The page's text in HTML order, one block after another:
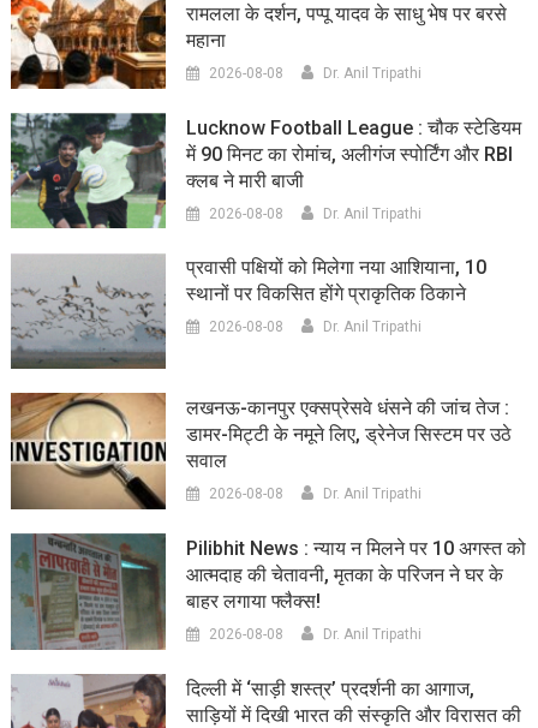
रामलला के दर्शन, पप्पू यादव के साधु भेष पर बरसे
महाना
2026-08-08 Dr. Anil Tripathi
Lucknow Football League : चौक स्टेडियम
में 90 मिनट का रोमांच, अलीगंज स्पोर्टिंग और RBI
क्लब ने मारी बाजी
2026-08-08 Dr. Anil Tripathi
प्रवासी पक्षियों को मिलेगा नया आशियाना, 10
स्थानों पर विकसित होंगे प्राकृतिक ठिकाने
2026-08-08 Dr. Anil Tripathi
लखनऊ-कानपुर एक्सप्रेसवे धंसने की जांच तेज :
डामर-मिट्टी के नमूने लिए, ड्रेनेज सिस्टम पर उठे
सवाल
2026-08-08 Dr. Anil Tripathi
Pilibhit News : न्याय न मिलने पर 10 अगस्त को
आत्मदाह की चेतावनी, मृतका के परिजन ने घर के
बाहर लगाया फ्लैक्स!
2026-08-08 Dr. Anil Tripathi
दिल्ली में ‘साड़ी शस्त्र’ प्रदर्शनी का आगाज,
साड़ियों में दिखी भारत की संस्कृति और विरासत की